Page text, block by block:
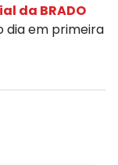
da BRADO
dia em primeira